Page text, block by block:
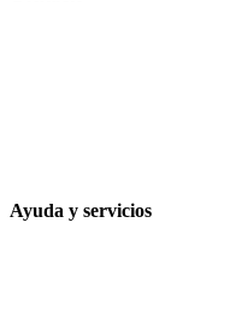
Ayuda y servicios